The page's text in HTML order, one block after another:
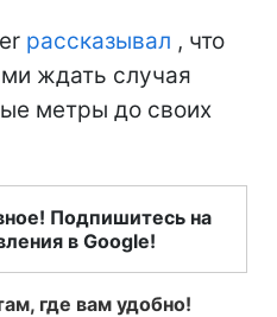
рассказывал , что
ждать случая
метры до своих
Подпишитесь на
в Google!
где вам удобно!